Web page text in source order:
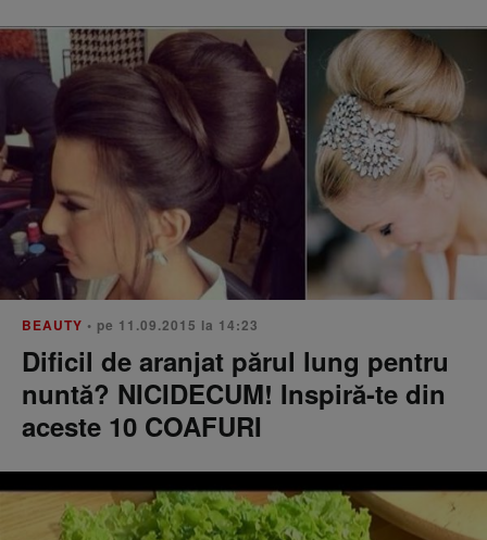
BEAUTY • pe 11.09.2015 la 14:23
Dificil de aranjat părul lung pentru
nuntă? NICIDECUM! Inspiră-te din
aceste 10 COAFURI